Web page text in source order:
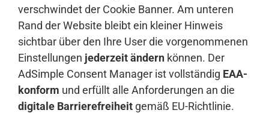
verschwindet der Cookie Banner. Am unteren
Rand der Website bleibt ein kleiner Hinweis
sichtbar über den Ihre User die vorgenommenen
Einstellungen jederzeit ändern können. Der
AdSimple Consent Manager ist vollständig EAA-
konform und erfüllt alle Anforderungen an die
digitale Barrierefreiheit gemäß EU-Richtlinie.